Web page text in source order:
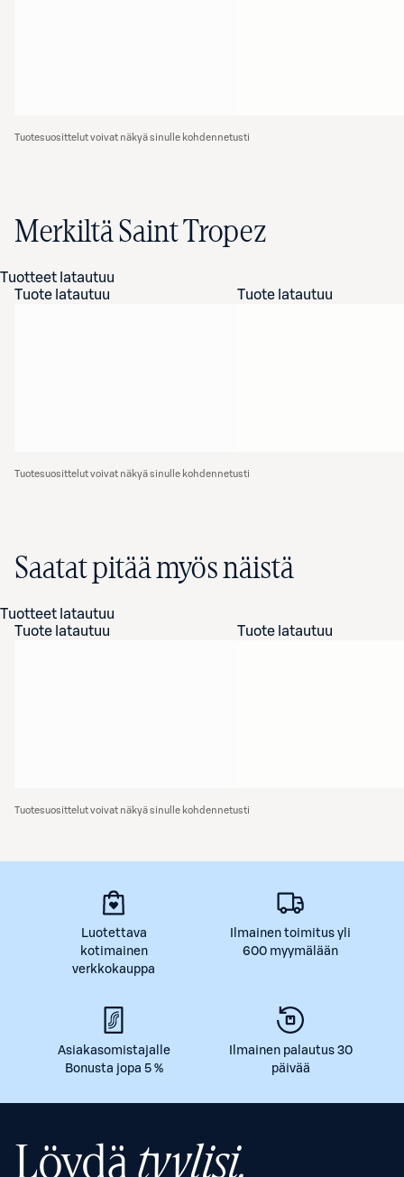
Tuotesuosittelut voivat näkyä sinulle kohdennetusti
Merkiltä Saint Tropez
Tuotteet latautuu
Tuote latautuu
Tuote latautuu
Tuotesuosittelut voivat näkyä sinulle kohdennetusti
Saatat pitää myös näistä
Tuotteet latautuu
Tuote latautuu
Tuote latautuu
Tuotesuosittelut voivat näkyä sinulle kohdennetusti
Luotettava
kotimainen
verkkokauppa
Ilmainen toimitus yli
600 myymälään
Asiakasomistajalle
Bonusta jopa 5 %
Ilmainen palautus 30
päivää
Löydätyylisi.